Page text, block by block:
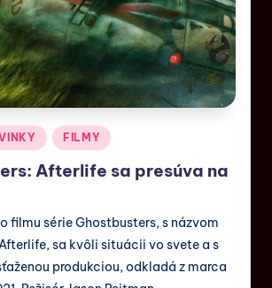
FILMY
Afterlife sa presúva na
filmu série Ghostbusters, s názvom
sa kvôli situácii vo svete a s
produkciou, odkladá z marca